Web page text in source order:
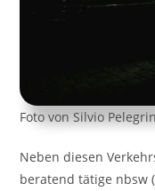
Foto von Silvio
Neben diesen
beratend tätige nbsw